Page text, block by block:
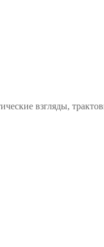
взгляды,